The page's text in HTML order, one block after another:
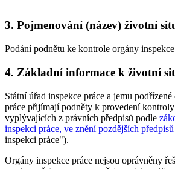
3. Pojmenování (název) životní
Podání podnětu ke kontrole orgány
4. Základní informace k životní
Státní úřad inspekce práce a jemu
práce přijímají podněty k provedení
vyplývajících z právních předpisů podle
inspekci práce, ve znění pozdějších předpisů
inspekci práce").
Orgány inspekce práce nejsou oprávněny